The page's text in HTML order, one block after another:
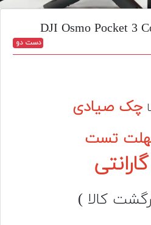
دست دو
چک صیادی
مهلت تست
کالا )